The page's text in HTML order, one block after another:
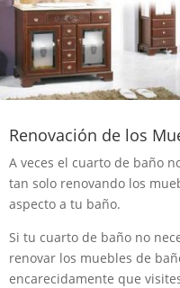
Renovación de los
A veces el cuarto de baño
tan solo renovando los
aspecto a tu baño.
Si tu cuarto de baño no
renovar los muebles de
encarecidamente que